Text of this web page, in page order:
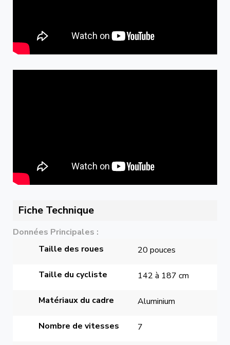
Fiche Technique
Données Principales
Taille des roues
20 pouces
Taille du cycliste 142 à 187 cm
Matériaux du cadre Aluminium
Nombre de vitesses 7